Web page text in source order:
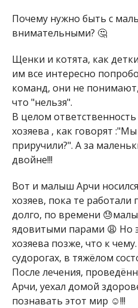
Почему нужно быть с
внимательными? 🤔
Щенки и котята, как
им все интересно
команд, они не
что "нельзя".
В целом
хозяева , как говорят
приручили?". А за
двойне!!!
Вот и малыш Арчи
хозяев, пока те
долго, по времени
ядовитыми парами 😩 Но
хозяева позже, что к
судорогах, в тяжёлом
После лечения,
Арчи, уехал домой
познавать этот мир ☺️!!!